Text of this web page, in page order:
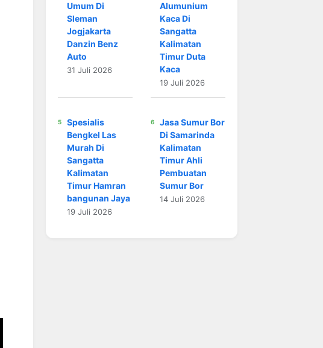
Umum Di
Sleman
Jogjakarta
Danzin Benz
Auto
31 Juli 2026
Alumunium
Kaca Di
Sangatta
Kalimatan
Timur Duta
Kaca
19 Juli 2026
Spesialis
Bengkel Las
Murah Di
Sangatta
Kalimatan
Timur Hamran
bangunan Jaya
19 Juli 2026
Jasa Sumur Bor
Di Samarinda
Kalimatan
Timur Ahli
Pembuatan
Sumur Bor
14 Juli 2026